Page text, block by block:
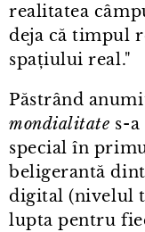
realitatea
deja că timpul
spațiului real."
Păstrând
mondialitate s⁠-⁠
special în
beligerantă
digital (nivelul
lupta pentru